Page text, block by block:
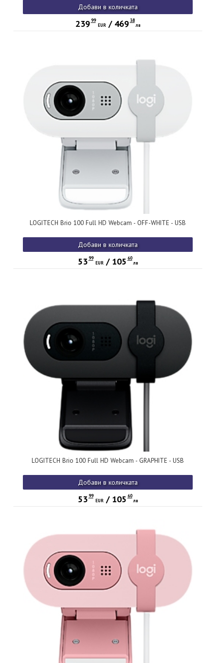
Добави в количката
239 99
EUR/ 469 38
лв
LOGITECH Brio 100 Full HD Webcam - OFF-WHITE - USB
Добави в количката
53 99
EUR/ 105 60
лв
LOGITECH Brio 100 Full HD Webcam - GRAPHITE - USB
Добави в количката
53 99
EUR/ 105 60
лв